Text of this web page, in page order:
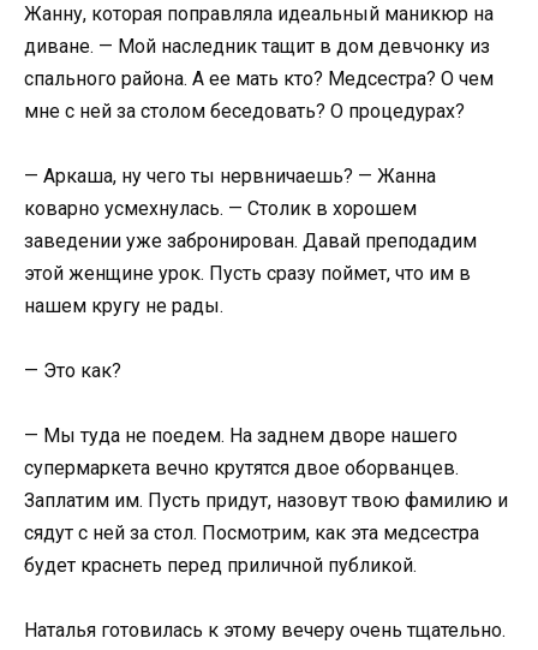
Жанну, которая поправляла идеальный маникюр на
диване. — Мой наследник тащит в дом девчонку из
спального района. А ее мать кто? Медсестра? О чем
мне с ней за столом беседовать? О процедурах?
— Аркаша, ну чего ты нервничаешь? — Жанна
коварно усмехнулась. — Столик в хорошем
заведении уже забронирован. Давай преподадим
этой женщине урок. Пусть сразу поймет, что им в
нашем кругу не рады.
— Это как?
— Мы туда не поедем. На заднем дворе нашего
супермаркета вечно крутятся двое оборванцев.
Заплатим им. Пусть придут, назовут твою фамилию и
сядут с ней за стол. Посмотрим, как эта медсестра
будет краснеть перед приличной публикой.
Наталья готовилась к этому вечеру очень тщательно.